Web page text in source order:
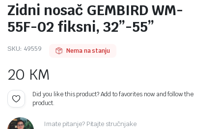
Zidni nosač GEMBIRD WM-
55F-02 fiksni, 32”-55”
SKU: 49559 Nema na stanju
20 KM
Did you like this product? Add to favorites now and follow the
product.
Imate pitanje? Pitajte stručnjake